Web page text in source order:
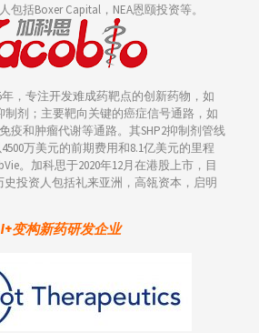
包括Boxer Capital，NEA恩颐投资等。
，专注开发难成药靶点的创新药物，如
制剂；主要靶向关键的癌症信号通路，如
免疫和肿瘤代谢等通路。其SHP2抑制剂管线
万美元的前期费用和8.1亿美元的里程
。加科思于2020年12月在港股上市，目
史投资人包括礼来亚洲，高瓴资本，启明
变构新药研发企业